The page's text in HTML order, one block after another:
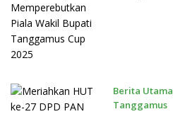
Berita Utama
Tanggamus